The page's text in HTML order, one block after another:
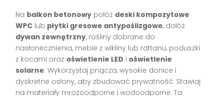
Na balkon betonowy połóż deski kompozytowe
WPC lub płytki gresowe antypoślizgowe, dołóż
dywan zewnętrzny, rośliny dobrane do
nasłonecznienia, meble z wikliny lub rattanu, poduszki
z kocami oraz oświetlenie LED i oświetlenie
solarne. Wykorzystaj pnącza, wysokie donice i
dyskretne osłony, aby zbudować prywatność. Stawiaj
na materiały mrozoodporne i wodoodporne. Ta